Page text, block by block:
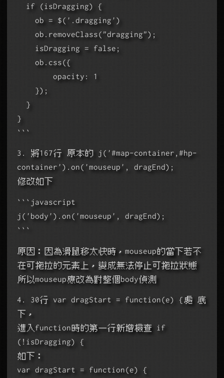
  if (isDragging) {
    ob = $('.dragging')
    ob.removeClass("dragging");
    isDragging = false;
    ob.css({
        opacity: 1
    });
  }
}
```
3. 將167行 原本的 j('#map-container,#hp-
container').on('mouseup', dragEnd);
修改如下
```javascript
j('body').on('mouseup', dragEnd);
```
原因：因為滑鼠移太快時，mouseup的當下若不
在可拖拉的元素上，變成無法停止可拖拉狀態
所以mouseup應改為對整個body偵測
4. 30行 var dragStart = function(e) {處 底
下，
進入function時的第一行新增檢查 if
(!isDragging) {
如下：
var dragStart = function(e) {